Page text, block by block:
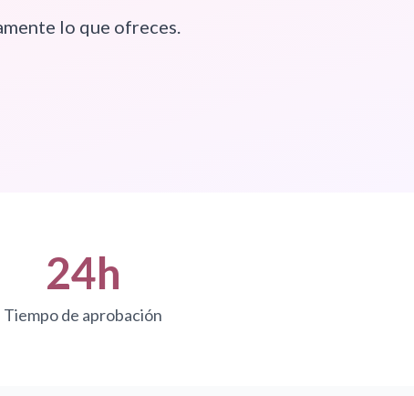
lo que ofreces.
24h
Tiempo de aprobación